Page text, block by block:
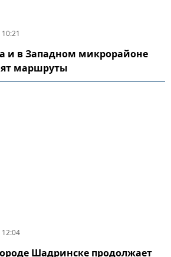
и в Западном микрорайоне
маршруты
12:04
Шадринске продолжает